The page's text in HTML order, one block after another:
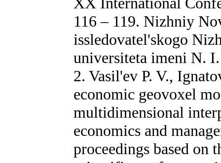
116 – 119. Nizhniy
issledovatel'skogo
universiteta imeni N.
2. Vasil'ev P. V.,
economic geovoxel
multidimensional
economics and
proceedings based on